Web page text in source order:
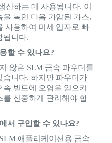
산하는 데 사용됩니다. 이
녹인 다음 가압된 가스,
사용하여 미세 입자로 빠
됩니다.
할 수 있나요?
않은 SLM 금속 파우더를
습니다. 하지만 파우더가
빌드에 오염을 일으키
를 신중하게 관리해야 합
서 구입할 수 있나요?
애플리케이션용 금속